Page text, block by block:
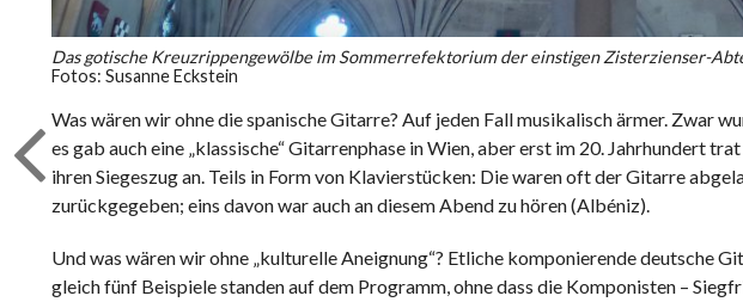
Das gotische Kreuzrippengewölbe im Sommerrefektorium der einstigen Zisterzienser-
Fotos: Susanne Eckstein
Was wären wir ohne die spanische Gitarre? Auf jeden Fall musikalisch ärmer. Zwar
es gab auch eine „klassische“ Gitarrenphase in Wien, aber erst im 20. Jahrhundert
ihren Siegeszug an. Teils in Form von Klavierstücken: Die waren oft der Gitarre
zurückgegeben; eins davon war auch an diesem Abend zu hören (Albéniz).
Und was wären wir ohne „kulturelle Aneignung“? Etliche komponierende deutsche
gleich fünf Beispiele standen auf dem Programm, ohne dass die Komponisten –